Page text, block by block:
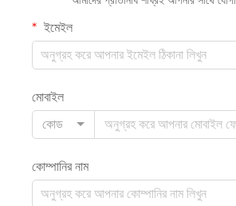
ইমেইল
মোবাইল
কোড
কোম্পানির নাম